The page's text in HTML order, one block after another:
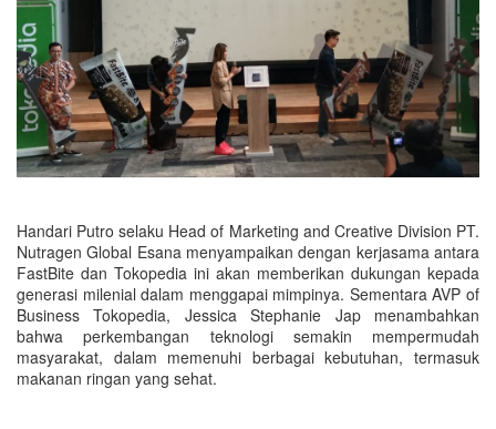
Handari Putro selaku Head of Marketing and Creative Division PT.
Nutragen Global Esana menyampaikan dengan kerjasama antara
FastBite dan Tokopedia ini akan memberikan dukungan kepada
generasi milenial dalam menggapai mimpinya. Sementara AVP of
Business Tokopedia, Jessica Stephanie Jap menambahkan
bahwa perkembangan teknologi semakin mempermudah
masyarakat, dalam memenuhi berbagai kebutuhan, termasuk
makanan ringan yang sehat.